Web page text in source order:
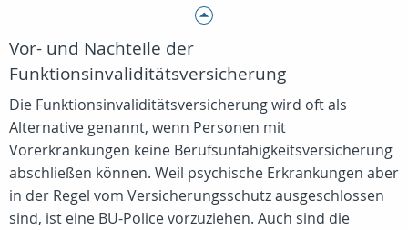
Vor- und Nachteile der
Funktionsinvaliditätsversicherung
Die Funktionsinvaliditätsversicherung wird oft als
Alternative genannt, wenn Personen mit
Vorerkrankungen keine Berufsunfähigkeitsversicherung
abschließen können. Weil psychische Erkrankungen aber
in der Regel vom Versicherungsschutz ausgeschlossen
sind, ist eine BU-Police vorzuziehen. Auch sind die